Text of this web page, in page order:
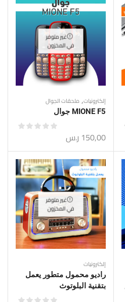
غير متوفر
في المخزون
إلكترونيات,ملحقات الجوال
MIONE F5 جوال
150,00 ر.س
غير متوفر
في المخزون
إلكترونيات
راديو محمول متطور يعمل
بتقنية البلوتوث